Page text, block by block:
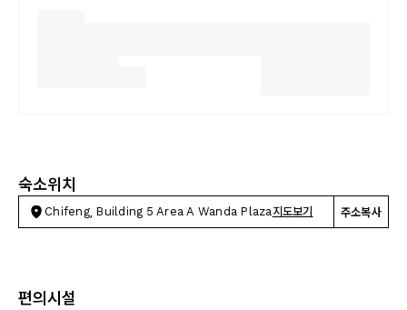
숙소위치
Chifeng, Building 5 Area A Wanda Plaza지도보기 주소복사
편의시설